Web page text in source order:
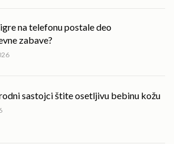
na telefonu postale deo
zabave?
sastojci štite osetljivu bebinu kožu